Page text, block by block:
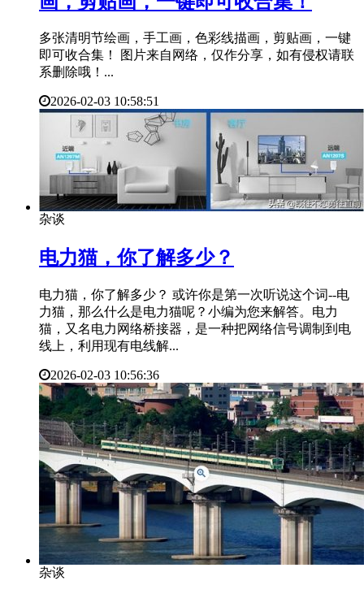
多张清明节绘画，手工画，色彩线描画，剪贴画，一键
即可收合集！ 图片来自网络，仅作分享，如有侵权请联
系删除哦！...
2026-02-03 10:58:51
杂谈
​电力猫，你了解多少？
电力猫，你了解多少？ 或许你是第一次听说这个词--电
力猫，那么什么是电力猫呢？小编为您来解答。电力
猫，又名电力网络桥接器，是一种把网络信号调制到电
线上，利用现有电线解...
2026-02-03 10:56:36
杂谈